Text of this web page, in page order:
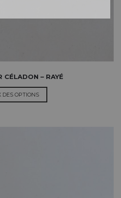
CÉLADON – RAYÉ
DES OPTIONS